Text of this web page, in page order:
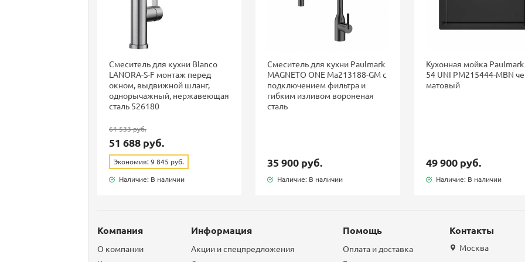
Смеситель для кухни Blanco
LANORA-S-F монтаж перед
окном, выдвижной шланг,
однорычажный, нержавеющая
сталь 526180
61 533 руб.
51 688 руб.
Экономия: 9 845 руб.
Наличие: В наличии
Смеситель для кухни Paulmark
MAGNETO ONE Ma213188-GM с
подключением фильтра и
гибким изливом вороненая
сталь
35 900 руб.
Наличие: В наличии
Кухонная мойка Paulmark
54 UNI PM215444-MBN
матовый
49 900 руб.
Наличие: В наличии
Компания
О компании
Информация
Акции и спецпредложения
Помощь
Оплата и доставка
Контакты
Москва